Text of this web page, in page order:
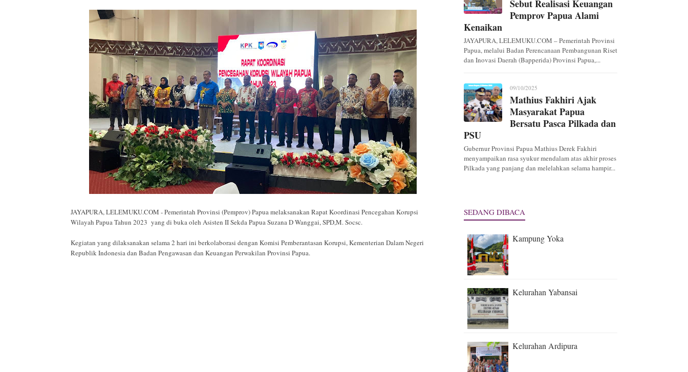
JAYAPURA, LELEMUKU.COM - Pemerintah Provinsi (Pemprov) Papua melaksanakan Rapat Koordinasi Pencegahan Korupsi
Wilayah Papua Tahun 2023 yang di buka oleh Asisten II Sekda Papua Suzana D Wanggai, SPD,M. Socsc.
Kegiatan yang dilaksanakan selama 2 hari ini berkolaborasi dengan Komisi Pemberantasan Korupsi, Kementerian Dalam Negeri
Republik Indonesia dan Badan Pengawasan dan Keuangan Perwakilan Provinsi Papua.
Sebut Realisasi Keuangan
Pemprov Papua Alami
Kenaikan
JAYAPURA, LELEMUKU.COM – Pemerintah Provinsi
Papua, melalui Badan Perencanaan Pembangunan Riset
dan Inovasi Daerah (Bapperida) Provinsi Papua,...
09/10/2025
Mathius Fakhiri Ajak
Masyarakat Papua
Bersatu Pasca Pilkada dan
PSU
Gubernur Provinsi Papua Mathius Derek Fakhiri
menyampaikan rasa syukur mendalam atas akhir proses
Pilkada yang panjang dan melelahkan selama hampir...
SEDANG DIBACA
Kampung Yoka
Kelurahan Yabansai
Kelurahan Ardipura